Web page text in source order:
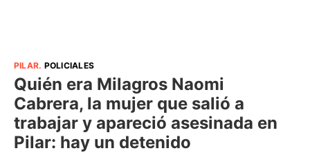
PILAR. POLICIALES
Quién era Milagros Naomi
Cabrera, la mujer que salió a
trabajar y apareció asesinada en
Pilar: hay un detenido